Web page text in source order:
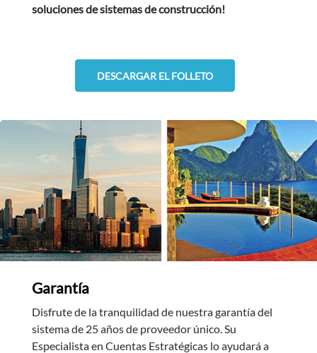
soluciones de sistemas de construcción!
DESCARGAR EL FOLLETO
Garantía
Disfrute de la tranquilidad de nuestra garantía del
sistema de 25 años de proveedor único. Su
Especialista en Cuentas Estratégicas lo ayudará a